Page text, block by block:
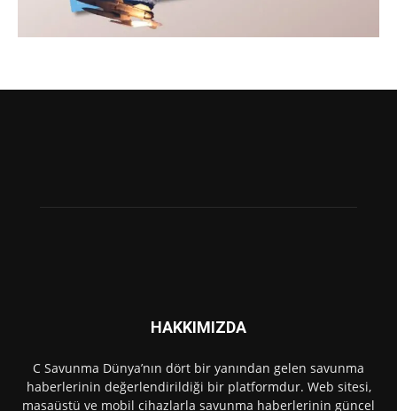
HAKKIMIZDA
C Savunma Dünya’nın dört bir yanından gelen savunma
haberlerinin değerlendirildiği bir platformdur. Web sitesi,
masaüstü ve mobil cihazlarla savunma haberlerinin güncel